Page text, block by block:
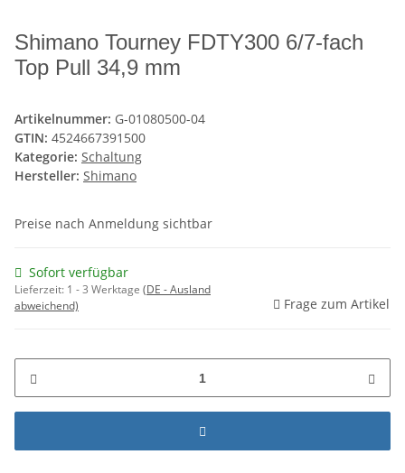
Shimano Tourney FDTY300 6/7-fach
Top Pull 34,9 mm
Artikelnummer: G-01080500-04
GTIN: 4524667391500
Kategorie: Schaltung
Hersteller: Shimano
Preise nach Anmeldung sichtbar
Sofort verfügbar
Lieferzeit: 1 - 3 Werktage (DE - Ausland
abweichend)
Frage zum Artikel